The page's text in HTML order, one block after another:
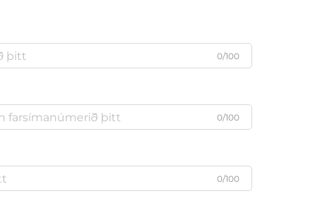
0/100
0/100
0/100